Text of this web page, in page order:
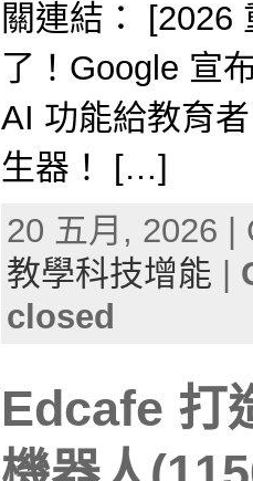
關連結： [2026
了！Google 宣
AI 功能給教育
生器！ […]
20 五月, 2026
教學科技增能
closed
Edcafe 打